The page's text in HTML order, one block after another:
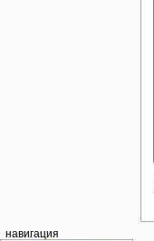
навигация